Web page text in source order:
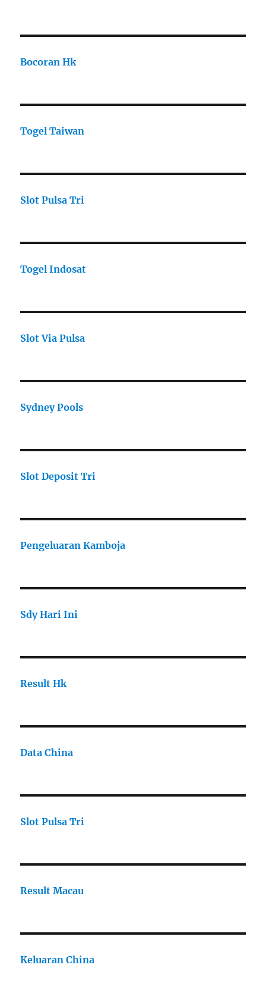
Bocoran Hk
Togel Taiwan
Slot Pulsa Tri
Togel Indosat
Slot Via Pulsa
Sydney Pools
Slot Deposit Tri
Pengeluaran Kamboja
Sdy Hari Ini
Result Hk
Data China
Slot Pulsa Tri
Result Macau
Keluaran China